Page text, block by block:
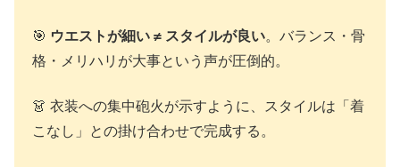
🎯 ウエストが細い ≠ スタイルが良い。バランス・骨
格・メリハリが大事という声が圧倒的。
👗 衣装への集中砲火が示すように、スタイルは「着
こなし」との掛け合わせで完成する。